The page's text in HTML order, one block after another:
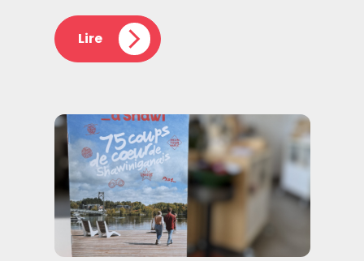
Lire